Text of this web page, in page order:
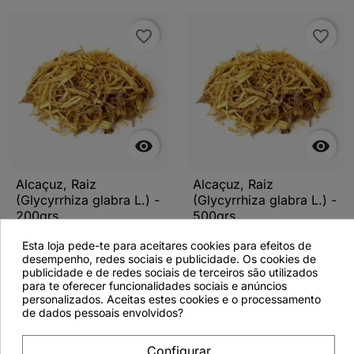

favorite_border
Alcaçuz, Raiz
(Glycyrrhiza glabra L.) -
200grs
Ver detalhes

favorite_border
Alcaçuz, Raiz
(Glycyrrhiza glabra L.) -
500grs
Ver detalhes
Esta loja pede-te para aceitares cookies para efeitos de
desempenho, redes sociais e publicidade. Os cookies de
publicidade e de redes sociais de terceiros são utilizados
para te oferecer funcionalidades sociais e anúncios
personalizados. Aceitas estes cookies e o processamento
de dados pessoais envolvidos?